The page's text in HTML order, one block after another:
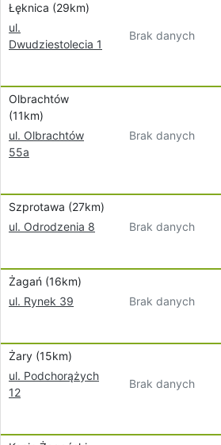
Łęknica (29km)
ul.
Dwudziestolecia 1
Brak danych
Olbrachtów
(11km)
ul. Olbrachtów
55a
Brak danych
Szprotawa (27km)
ul. Odrodzenia 8
Brak danych
Żagań (16km)
ul. Rynek 39
Brak danych
Żary (15km)
ul. Podchorążych
12
Brak danych